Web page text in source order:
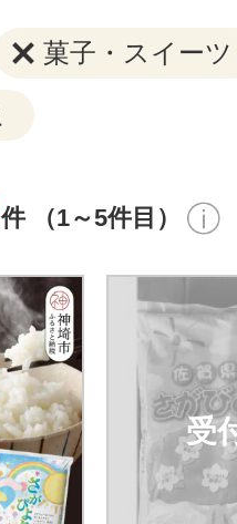
菓子・スイーツ
件 （1～5件目）
受